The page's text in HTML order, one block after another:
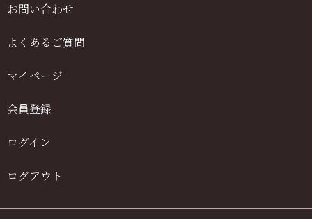
お問い合わせ
よくあるご質問
マイページ
会員登録
ログイン
ログアウト